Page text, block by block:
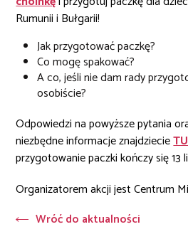
Rumunii i Bułgarii!
Jak przygotować paczkę?
Co mogę spakować?
A co, jeśli nie dam rady
osobiście?
Odpowiedzi na powyższe pytania
niezbędne informacje znajdziecie
przygotowanie paczki kończy się 13
Organizatorem akcji jest Centrum
Wróć do aktualności